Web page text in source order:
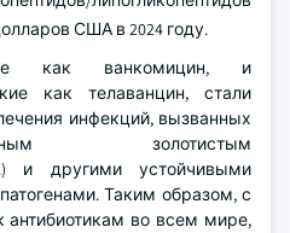
США в 2024 году.
как ванкомицин, и
как телаванцин, стали
инфекций, вызванных
золотистым
и другими устойчивыми
Таким образом, с
антибиотикам во всем мире,